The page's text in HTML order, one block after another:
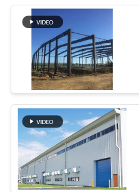
STÖRUNGS-
LÖSUNG
BLOG
SITEMAP
PRIVACY
POLICY